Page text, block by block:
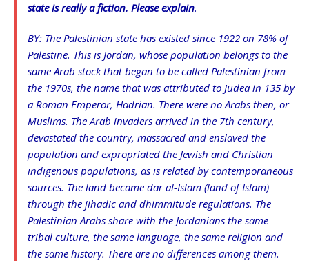
state is really a fiction. Please explain.
BY: The Palestinian state has existed since 1922 on 78% of
Palestine. This is Jordan, whose population belongs to the
same Arab stock that began to be called Palestinian from
the 1970s, the name that was attributed to Judea in 135 by
a Roman Emperor, Hadrian. There were no Arabs then, or
Muslims. The Arab invaders arrived in the 7th century,
devastated the country, massacred and enslaved the
population and expropriated the Jewish and Christian
indigenous populations, as is related by contemporaneous
sources. The land became dar al-Islam (land of Islam)
through the jihadic and dhimmitude regulations. The
Palestinian Arabs share with the Jordanians the same
tribal culture, the same language, the same religion and
the same history. There are no differences among them.